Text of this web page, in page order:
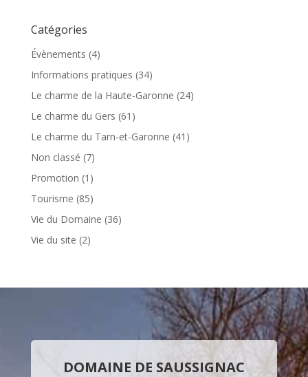
Catégories
Évènements (4)
Informations pratiques (34)
Le charme de la Haute-Garonne (24)
Le charme du Gers (61)
Le charme du Tarn-et-Garonne (41)
Non classé (7)
Promotion (1)
Tourisme (85)
Vie du Domaine (36)
Vie du site (2)
DOMAINE DE SAUSSIGNAC